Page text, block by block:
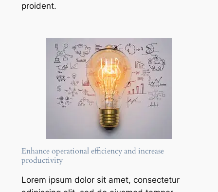
proident.
Enhance operational efficiency and increase
productivity
Lorem ipsum dolor sit amet, consectetur